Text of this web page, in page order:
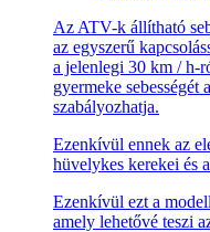
Az ATV-k állítható
az egyszerű
a jelenlegi 30 km / h-
gyermeke sebességét
szabályozhatja.
Ezenkívül ennek az
hüvelykes kerekei és
Ezenkívül ezt a
amely lehetővé teszi